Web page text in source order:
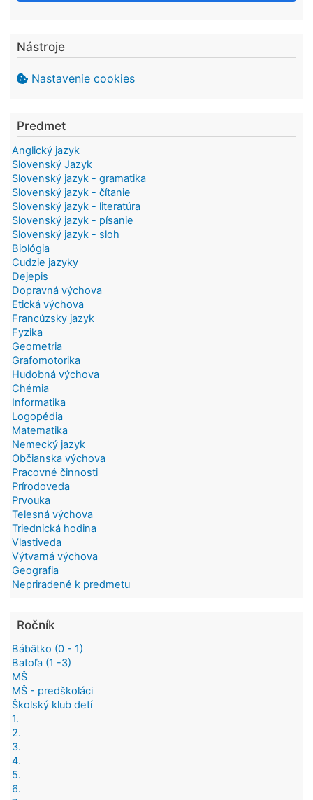
Nástroje
Nastavenie cookies
Predmet
Anglický jazyk
Slovenský Jazyk
Slovenský jazyk - gramatika
Slovenský jazyk - čítanie
Slovenský jazyk - literatúra
Slovenský jazyk - písanie
Slovenský jazyk - sloh
Biológia
Cudzie jazyky
Dejepis
Dopravná výchova
Etická výchova
Francúzsky jazyk
Fyzika
Geometria
Grafomotorika
Hudobná výchova
Chémia
Informatika
Logopédia
Matematika
Nemecký jazyk
Občianska výchova
Pracovné činnosti
Prírodoveda
Prvouka
Telesná výchova
Triednická hodina
Vlastiveda
Výtvarná výchova
Geografia
Nepriradené k predmetu
Ročník
Bábätko (0 - 1)
Batoľa (1 -3)
MŠ
MŠ - predškoláci
Školský klub detí
1.
2.
3.
4.
5.
6.